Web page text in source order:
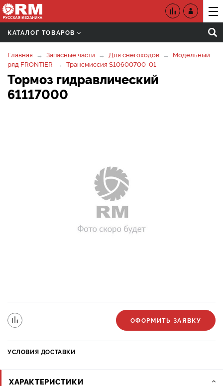
КАТАЛОГ ТОВАРОВ
Главная Запасные части Для снегоходов
Модельный
ряд FRONTIER
Трансмиссия S10600700-01
Тормоз гидравлический
61117000
ОФОРМИТЬ ЗАЯВКУ
УСЛОВИЯ ДОСТАВКИ
ХАРАКТЕРИСТИКИ